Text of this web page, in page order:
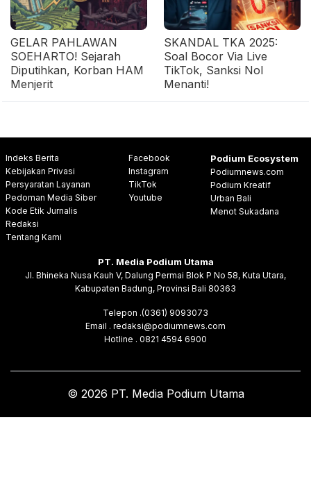
GELAR PAHLAWAN
SOEHARTO! Sejarah
Diputihkan, Korban HAM
Menjerit
SKANDAL TKA 2025:
Soal Bocor Via Live
TikTok, Sanksi Nol
Menanti!
Indeks Berita
Kebijakan Privasi
Persyaratan Layanan
Pedoman Media Siber
Kode Etik Jurnalis
Redaksi
Tentang Kami
Facebook
Instagram
TikTok
Youtube
Podium Ecosystem
Podiumnews.com
Podium Kreatif
Urban Bali
Menot Sukadana
PT. Media Podium Utama
Jl. Bhineka Nusa Kauh V, Dalung Permai Blok P No 58, Kuta Utara,
Kabupaten Badung, Provinsi Bali 80363
Telepon .(0361) 9093073
Email . redaksi@podiumnews.com
Hotline . 0821 4594 6900
© 2026 PT. Media Podium Utama